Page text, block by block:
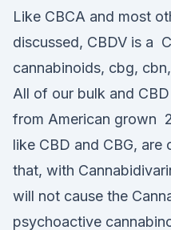
Like CBCA and most
discussed, CBDV is a
cannabinoids, cbg,
All of our bulk and
from American grown
like CBD and CBG,
that, with
will not cause the
psychoactive